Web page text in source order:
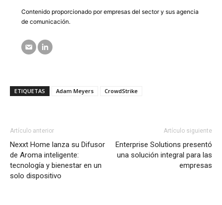
Contenido proporcionado por empresas del sector y sus agencia
de comunicación.
ETIQUETAS Adam Meyers CrowdStrike
Artículo anterior
Nexxt Home lanza su Difusor
de Aroma inteligente:
tecnología y bienestar en un
solo dispositivo
Artículo siguiente
Enterprise Solutions presentó
una solución integral para las
empresas